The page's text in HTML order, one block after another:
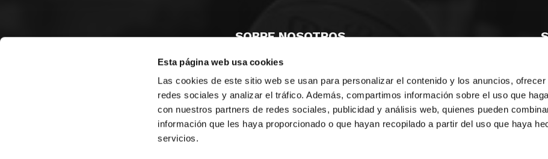
Esta página web usa cookies
Las cookies de este sitio web se usan para personalizar el contenido y los anuncios, ofrecer
redes sociales y analizar el tráfico. Además, compartimos información sobre el uso que
con nuestros partners de redes sociales, publicidad y análisis web, quienes pueden
información que les haya proporcionado o que hayan recopilado a partir del uso que haya
servicios.
SOBRE NOSOTROS
CASTELLON
VALENCIA
MONESTIR DE POBLET 14 1ª 3º
ALICANTE
CIUDAD DE MATANZAS 12
fbcv@fbcv.es